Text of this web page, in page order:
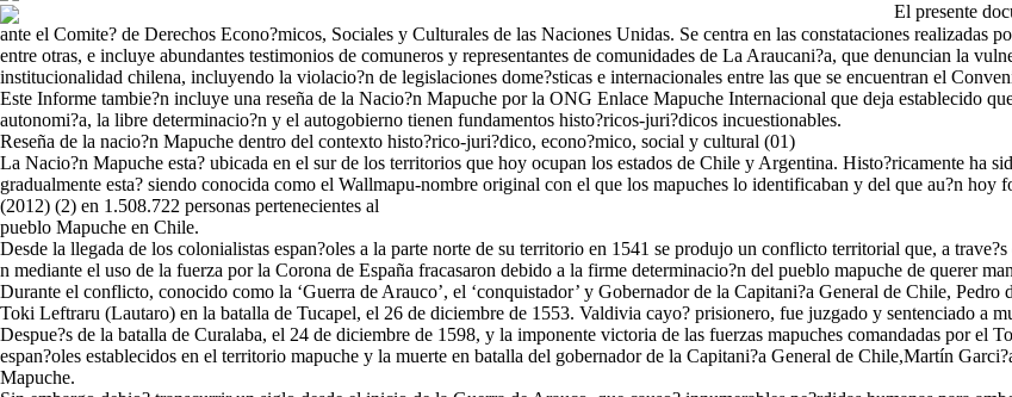
El presente
ante el Comite? de Derechos Econo?micos, Sociales y Culturales de las Naciones Unidas. Se centra en las constataciones realizadas
entre otras, e incluye abundantes testimonios de comuneros y representantes de comunidades de La Araucani?a, que denuncian la
institucionalidad chilena, incluyendo la violacio?n de legislaciones dome?sticas e internacionales entre las que se encuentran el
Este Informe tambie?n incluye una reseña de la Nacio?n Mapuche por la ONG Enlace Mapuche Internacional que deja establecido
autonomi?a, la libre determinacio?n y el autogobierno tienen fundamentos histo?ricos-juri?dicos incuestionables.
Reseña de la nacio?n Mapuche dentro del contexto histo?rico-juri?dico, econo?mico, social y cultural (01)
La Nacio?n Mapuche esta? ubicada en el sur de los territorios que hoy ocupan los estados de Chile y Argentina. Histo?ricamente ha
gradualmente esta? siendo conocida como el Wallmapu-nombre original con el que los mapuches lo identificaban y del que au?n hoy
(2012) (2) en 1.508.722 personas pertenecientes al
pueblo Mapuche en Chile.
Desde la llegada de los colonialistas espan?oles a la parte norte de su territorio en 1541 se produjo un conflicto territorial que, a
n mediante el uso de la fuerza por la Corona de España fracasaron debido a la firme determinacio?n del pueblo mapuche de querer
Durante el conflicto, conocido como la ‘Guerra de Arauco’, el ‘conquistador’ y Gobernador de la Capitani?a General de Chile,
Toki Leftraru (Lautaro) en la batalla de Tucapel, el 26 de diciembre de 1553. Valdivia cayo? prisionero, fue juzgado y sentenciado a
Despue?s de la batalla de Curalaba, el 24 de diciembre de 1598, y la imponente victoria de las fuerzas mapuches comandadas por el
espan?oles establecidos en el territorio mapuche y la muerte en batalla del gobernador de la Capitani?a General de Chile,Martín
Mapuche.